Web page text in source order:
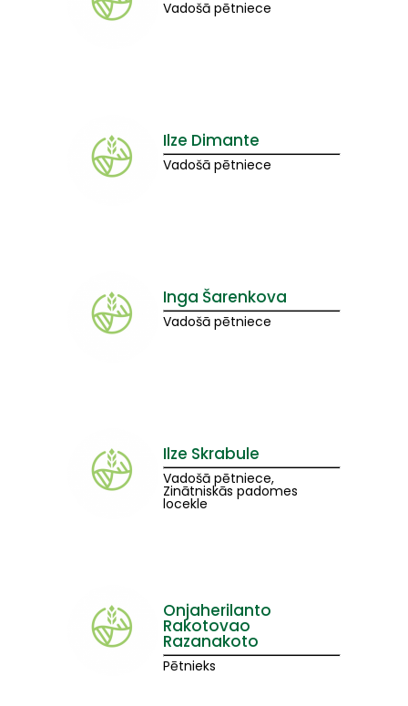
Vadošā pētniece
Ilze Dimante
Vadošā pētniece
Inga Šarenkova
Vadošā pētniece
Ilze Skrabule
Vadošā pētniece,
Zinātniskās padomes
locekle
Onjaherilanto
Rakotovao
Razanakoto
Pētnieks